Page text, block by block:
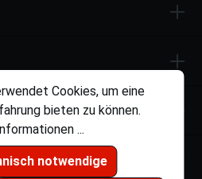
Cookies, um eine
bieten zu können.
...
notwendige